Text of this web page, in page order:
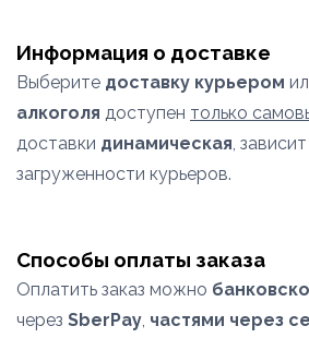
Информация о доставке
Выберите доставку курьером
алкоголя доступен только
доставки динамическая,
загруженности курьеров.
Способы оплаты заказа
Оплатить заказ можно
через SberPay, частями через